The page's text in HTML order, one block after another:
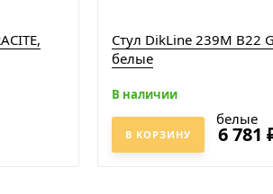
Стул DikLine 239М B22
белые
В наличии
В КОРЗИНУ 6 781